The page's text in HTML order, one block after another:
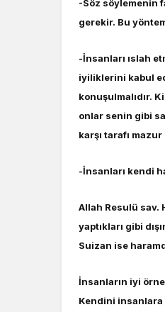
-Söz söylemenin
gerekir. Bu
-İnsanları ıslah
iyiliklerini kabul
konuşulmalıdır.
onlar senin gibi
karşı tarafı mazur
-İnsanları kendi
Allah Resulü sav.
yaptıkları gibi
Suizan ise
İnsanların iyi
Kendini insanlara